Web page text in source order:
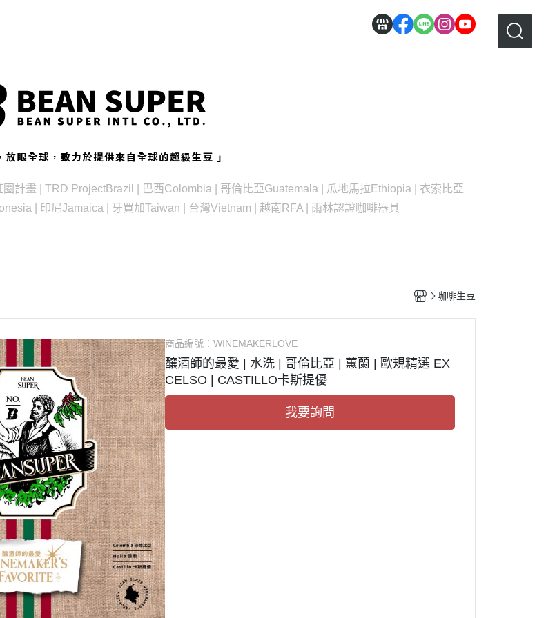
圈計畫 | TRD ProjectBrazil | 巴西Colombia | 哥倫比亞Guatemala | 瓜地馬拉 Ethiopia | 衣索比亞
| 印尼Jamaica | 牙買加Taiwan | 台灣Vietnam | 越南 RFA | 雨林認證咖啡器具
咖啡生豆
商品編號：WINEMAKERLOVE
釀酒師的最愛 | 水洗 | 哥倫比亞 | 蕙蘭 | 歐規精選 EX
CELSO | CASTILLO卡斯提優
我要詢問